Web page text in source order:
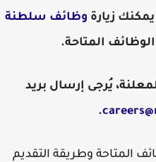
زيارة وظائف سلطنة
المتاحة.
يُرجى إرسال بريد
.
المتاحة وطريقة التقديم